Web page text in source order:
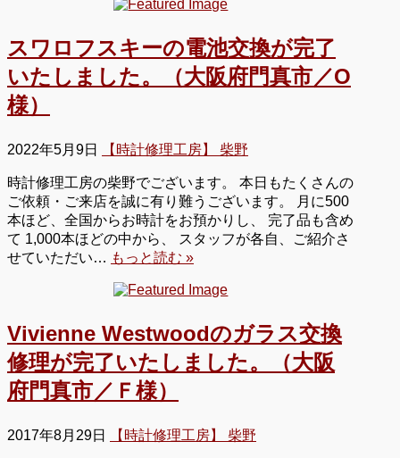
スワロフスキーの電池交換が完了
いたしました。（大阪府門真市／O
様）
2022年5月9日 【時計修理工房】 柴野
時計修理工房の柴野でございます。 本日もたくさんの
ご依頼・ご来店を誠に有り難うございます。 月に500
本ほど、全国からお時計をお預かりし、 完了品も含め
て 1,000本ほどの中から、 スタッフが各自、ご紹介さ
せていただい… もっと読む »
Vivienne Westwoodのガラス交換
修理が完了いたしました。（大阪
府門真市／Ｆ様）
2017年8月29日 【時計修理工房】 柴野